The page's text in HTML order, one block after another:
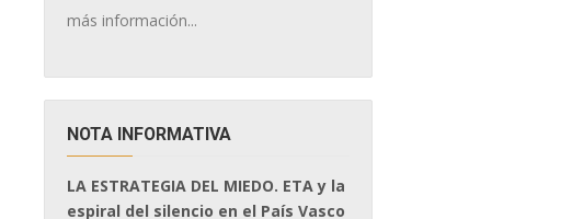
más información...
NOTA INFORMATIVA
LA ESTRATEGIA DEL MIEDO. ETA y la
espiral del silencio en el País Vasco